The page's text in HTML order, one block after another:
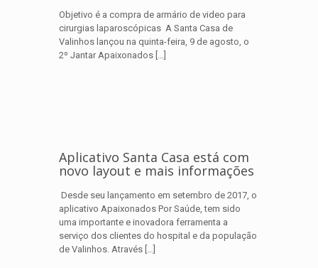
Objetivo é a compra de armário de video para
cirurgias laparoscópicas A Santa Casa de
Valinhos lançou na quinta-feira, 9 de agosto, o
2º Jantar Apaixonados […]
Aplicativo Santa Casa está com
novo layout e mais informações
Desde seu lançamento em setembro de 2017, o
aplicativo Apaixonados Por Saúde, tem sido
uma importante e inovadora ferramenta a
serviço dos clientes do hospital e da população
de Valinhos. Através […]